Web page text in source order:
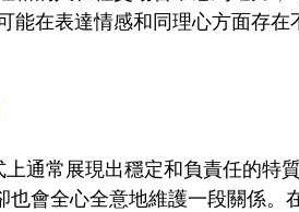
能在表達情感和同理心方面存
上通常展現出穩定和負責任的特
也會全心全意地維護一段關係。